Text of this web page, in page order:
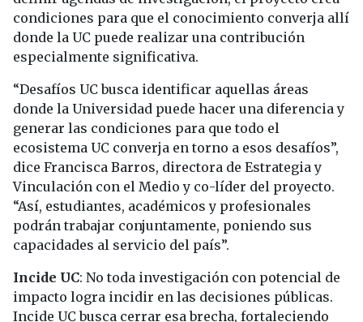
condiciones para que el conocimiento converja allí
donde la UC puede realizar una contribución
especialmente significativa.
“Desafíos UC busca identificar aquellas áreas
donde la Universidad puede hacer una diferencia y
generar las condiciones para que todo el
ecosistema UC converja en torno a esos desafíos”,
dice Francisca Barros, directora de Estrategia y
Vinculación con el Medio y co-líder del proyecto.
“Así, estudiantes, académicos y profesionales
podrán trabajar conjuntamente, poniendo sus
capacidades al servicio del país”.
Incide UC: No toda investigación con potencial de
impacto logra incidir en las decisiones públicas.
Incide UC busca cerrar esa brecha, fortaleciendo